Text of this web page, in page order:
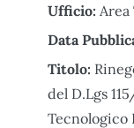
Ufficio: Area
Data
Titolo:
del D.Lgs